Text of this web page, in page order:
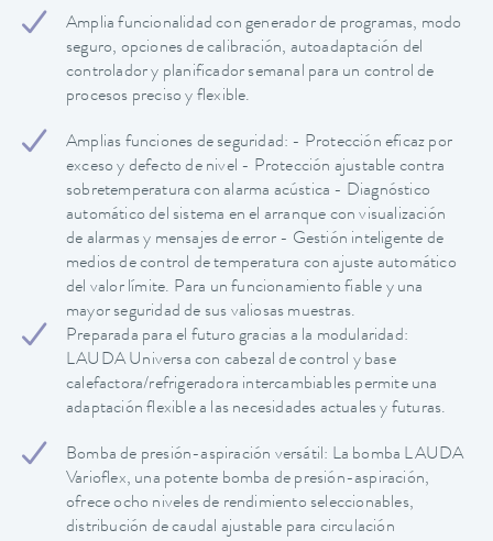
Amplia funcionalidad con generador de programas, modo
seguro, opciones de calibración, autoadaptación del
controlador y planificador semanal para un control de
procesos preciso y flexible.
Amplias funciones de seguridad: - Protección eficaz por
exceso y defecto de nivel - Protección ajustable contra
sobretemperatura con alarma acústica - Diagnóstico
automático del sistema en el arranque con visualización
de alarmas y mensajes de error - Gestión inteligente de
medios de control de temperatura con ajuste automático
del valor límite. Para un funcionamiento fiable y una
mayor seguridad de sus valiosas muestras.
Preparada para el futuro gracias a la modularidad:
LAUDA Universa con cabezal de control y base
calefactora/refrigeradora intercambiables permite una
adaptación flexible a las necesidades actuales y futuras.
Bomba de presión-aspiración versátil: La bomba LAUDA
Varioflex, una potente bomba de presión-aspiración,
ofrece ocho niveles de rendimiento seleccionables,
distribución de caudal ajustable para circulación